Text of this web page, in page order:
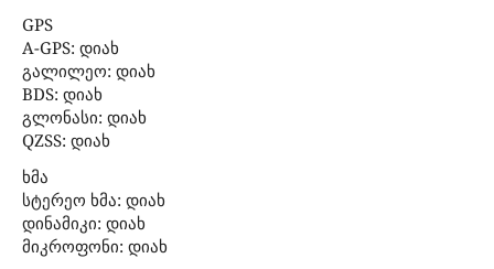
GPS
A-GPS: დიახ
გალილეო: დიახ
BDS: დიახ
გლონასი: დიახ
QZSS: დიახ
ხმა
სტერეო ხმა: დიახ
დინამიკი: დიახ
მიკროფონი: დიახ